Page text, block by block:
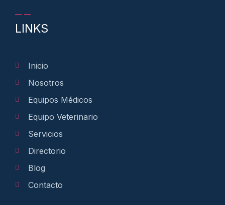
LINKS
Inicio
Nosotros
Equipos Médicos
Equipo Veterinario
Servicios
Directorio
Blog
Contacto